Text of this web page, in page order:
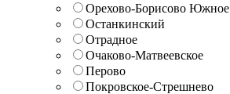
Орехово-Борисово Южное
Останкинский
Отрадное
Очаково-Матвеевское
Перово
Покровское-Стрешнево